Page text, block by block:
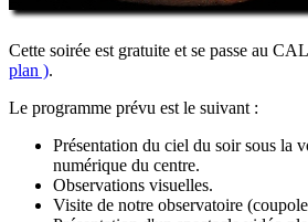
Cette soirée est gratuite et se passe au
plan ).
Le programme prévu est le suivant :
Présentation du ciel du soir sous la
numérique du centre.
Observations visuelles.
Visite de notre observatoire